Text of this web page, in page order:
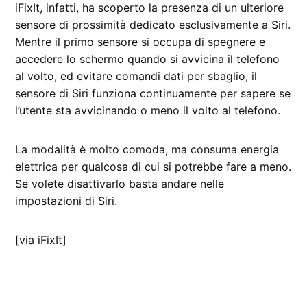
iFixIt, infatti, ha scoperto la presenza di un ulteriore
sensore di prossimità dedicato esclusivamente a Siri.
Mentre il primo sensore si occupa di spegnere e
accedere lo schermo quando si avvicina il telefono
al volto, ed evitare comandi dati per sbaglio, il
sensore di Siri funziona continuamente per sapere se
l’utente sta avvicinando o meno il volto al telefono.
La modalità è molto comoda, ma consuma energia
elettrica per qualcosa di cui si potrebbe fare a meno.
Se volete disattivarlo basta andare nelle
impostazioni di Siri.
[via iFixIt]